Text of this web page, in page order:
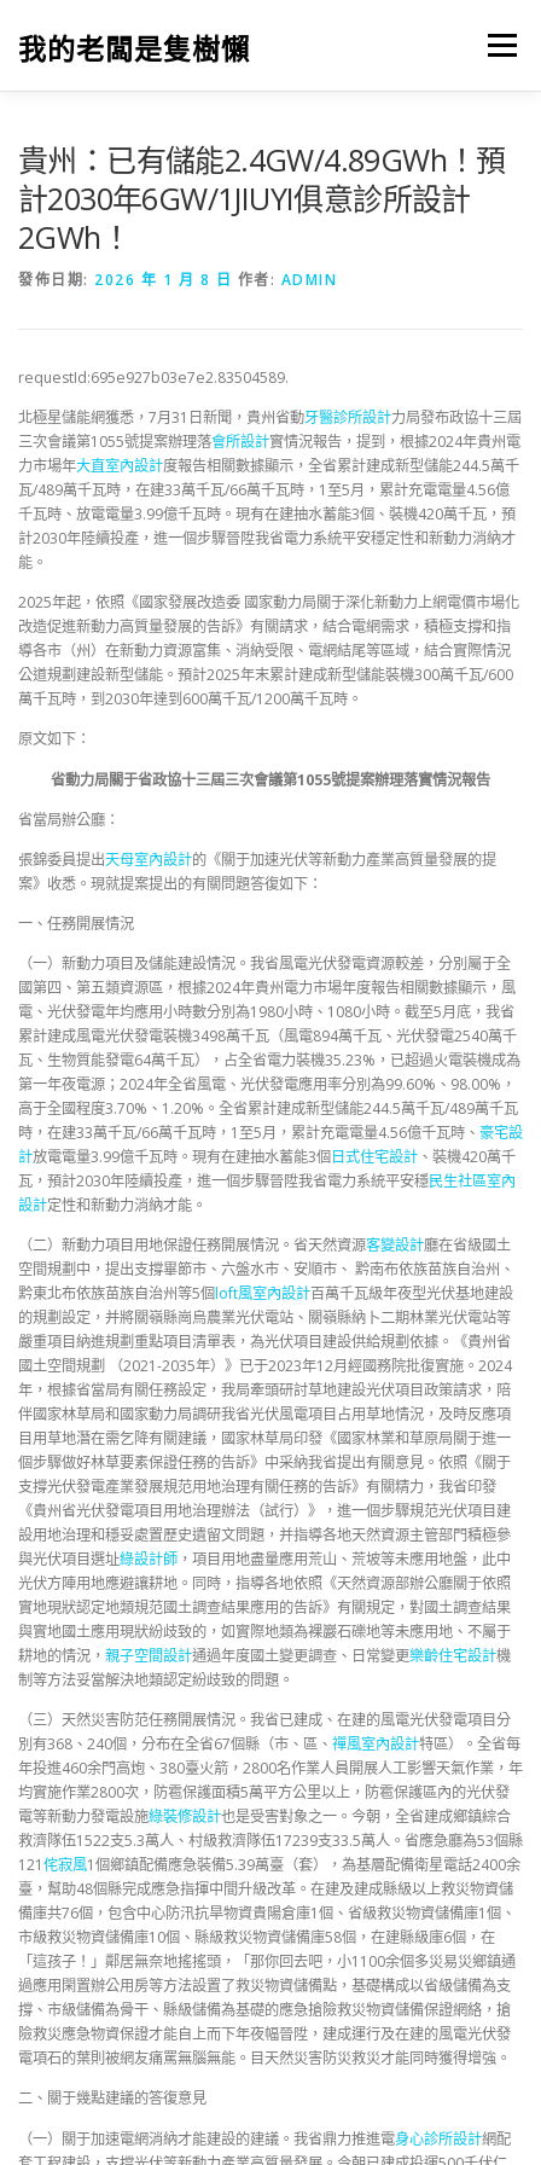
我的老闆是隻樹懶 選單
貴州：已有儲能2.4GW/4.89GWh！預
計2030年6GW/1JIUYI俱意診所設計
2GWh！
發佈日期: 2026 年 1 月 8 日 作者: ADMIN
requestId:695e927b03e7e2.83504589.
北極星儲能網獲悉，7月31日新聞，貴州省動牙醫診所設計力局發布政協十三屆
三次會議第1055號提案辦理落會所設計實情況報告，提到，根據2024年貴州電
力市場年大直室內設計度報告相關數據顯示，全省累計建成新型儲能244.5萬千
瓦/489萬千瓦時，在建33萬千瓦/66萬千瓦時，1至5月，累計充電電量4.56億
千瓦時、放電電量3.99億千瓦時。現有在建抽水蓄能3個、裝機420萬千瓦，預
計2030年陸續投產，進一個步驟晉陞我省電力系統平安穩定性和新動力消納才
能。
2025年起，依照《國家發展改造委 國家動力局關于深化新動力上網電價市場化
改造促進新動力高質量發展的告訴》有關請求，結合電網需求，積極支撐和指
導各市（州）在新動力資源富集、消納受限、電網結尾等區域，結合實際情況
公道規劃建設新型儲能。預計2025年末累計建成新型儲能裝機300萬千瓦/600
萬千瓦時，到2030年達到600萬千瓦/1200萬千瓦時。
原文如下：
省動力局關于省政協十三屆三次會議第1055號提案辦理落實情況報告
省當局辦公廳：
張錦委員提出天母室內設計的《關于加速光伏等新動力產業高質量發展的提
案》收悉。現就提案提出的有關問題答復如下：
一、任務開展情況
（一）新動力項目及儲能建設情況。我省風電光伏發電資源較差，分別屬于全
國第四、第五類資源區，根據2024年貴州電力市場年度報告相關數據顯示，風
電、光伏發電年均應用小時數分別為1980小時、1080小時。截至5月底，我省
累計建成風電光伏發電裝機3498萬千瓦（風電894萬千瓦、光伏發電2540萬千
瓦、生物質能發電64萬千瓦），占全省電力裝機35.23%，已超過火電裝機成為
第一年夜電源；2024年全省風電、光伏發電應用率分別為99.60%、98.00%，
高于全國程度3.70%、1.20%。全省累計建成新型儲能244.5萬千瓦/489萬千瓦
時，在建33萬千瓦/66萬千瓦時，1至5月，累計充電電量4.56億千瓦時、 豪宅設
計放電電量3.99億千瓦時。現有在建抽水蓄能3個日式住宅設計 、裝機420萬千
瓦，預計2030年陸續投產，進一個步驟晉陞我省電力系統平安穩民生社區室內
設計定性和新動力消納才能。
（二）新動力項目用地保證任務開展情況。省天然資源客變設計廳在省級國土
空間規劃中，提出支撐畢節市、六盤水市、安順市、 黔南布依族苗族自治州、
黔東北布依族苗族自治州等5個loft風室內設計百萬千瓦級年夜型光伏基地建設
的規劃設定，并將關嶺縣崗烏農業光伏電站、關嶺縣納卜二期林業光伏電站等
嚴重項目納進規劃重點項目清單表，為光伏項目建設供給規劃依據。《貴州省
國土空間規劃 （2021-2035年）》已于2023年12月經國務院批復實施。2024
年，根據省當局有關任務設定，我局牽頭研討草地建設光伏項目政策請求，陪
伴國家林草局和國家動力局調研我省光伏風電項目占用草地情況，及時反應項
目用草地潛在需乞降有關建議，國家林草局印發《國家林業和草原局關于進一
個步驟做好林草要素保證任務的告訴》中采納我省提出有關意見。依照《關于
支撐光伏發電產業發展規范用地治理有關任務的告訴》有關精力，我省印發
《貴州省光伏發電項目用地治理辦法（試行）》，進一個步驟規范光伏項目建
設用地治理和穩妥處置歷史遺留文問題，并指導各地天然資源主管部門積極參
與光伏項目選址綠設計師 ，項目用地盡量應用荒山、荒坡等未應用地盤，此中
光伏方陣用地應避讓耕地。同時，指導各地依照《天然資源部辦公廳關于依照
實地現狀認定地類規范國土調查結果應用的告訴》有關規定，對國土調查結果
與實地國土應用現狀紛歧致的，如實際地類為裸巖石礫地等未應用地、不屬于
耕地的情況， 親子空間設計通過年度國土變更調查、日常變更樂齡住宅設計機
制等方法妥當解決地類認定紛歧致的問題。
（三）天然災害防范任務開展情況。我省已建成、在建的風電光伏發電項目分
別有368、240個，分布在全省67個縣（市、區、 禪風室內設計特區）。全省每
年投進460余門高炮、380臺火箭，2800名作業人員開展人工影響天氣作業，年
均實施作業2800次，防雹保護面積5萬平方公里以上，防雹保護區內的光伏發
電等新動力發電設施綠裝修設計也是受害對象之一。今朝，全省建成鄉鎮綜合
救濟隊伍1522支5.3萬人、村級救濟隊伍17239支33.5萬人。省應急廳為53個縣
121侘寂風1個鄉鎮配備應急裝備5.39萬臺（套），為基層配備衛星電話2400余
臺，幫助48個縣完成應急指揮中間升級改革。在建及建成縣級以上救災物資儲
備庫共76個，包含中心防汛抗旱物資貴陽倉庫1個、省級救災物資儲備庫1個、
市級救災物資儲備庫10個、縣級救災物資儲備庫58個，在建縣級庫6個，在
「這孩子！」鄰居無奈地搖搖頭，「那你回去吧，小1100余個多災易災鄉鎮通
過應用閑置辦公用房等方法設置了救災物資儲備點，基礎構成以省級儲備為支
撐、市級儲備為骨干、縣級儲備為基礎的應急搶險救災物資儲備保證網絡，搶
險救災應急物資保證才能自上而下年夜幅晉陞，建成運行及在建的風電光伏發
電項石的葉則被網友痛罵無腦無能。目天然災害防災救災才能同時獲得增強。
二、關于幾點建議的答復意見
（一）關于加速電網消納才能建設的建議。我省鼎力推進電身心診所設計網配